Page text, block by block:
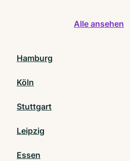
Alle ansehen
Hamburg
Köln
Stuttgart
Leipzig
Essen